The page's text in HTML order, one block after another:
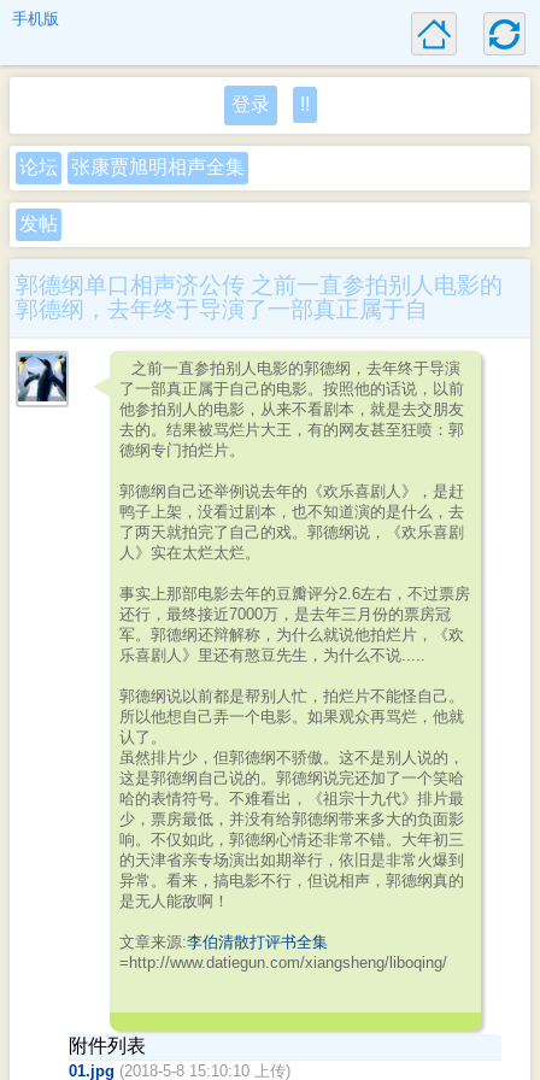
手机版
登录 !!
论坛 张康贾旭明相声全集
发帖
郭德纲单口相声济公传 之前一直参拍别人电影的
郭德纲，去年终于导演了一部真正属于自
之前一直参拍别人电影的郭德纲，去年终于导演
了一部真正属于自己的电影。按照他的话说，以前
他参拍别人的电影，从来不看剧本，就是去交朋友
去的。结果被骂烂片大王，有的网友甚至狂喷：郭
德纲专门拍烂片。
郭德纲自己还举例说去年的《欢乐喜剧人》，是赶
鸭子上架，没看过剧本，也不知道演的是什么，去
了两天就拍完了自己的戏。郭德纲说，《欢乐喜剧
人》实在太烂太烂。
事实上那部电影去年的豆瓣评分2.6左右，不过票房
还行，最终接近7000万，是去年三月份的票房冠
军。郭德纲还辩解称，为什么就说他拍烂片，《欢
乐喜剧人》里还有憨豆先生，为什么不说.....
郭德纲说以前都是帮别人忙，拍烂片不能怪自己。
所以他想自己弄一个电影。如果观众再骂烂，他就
认了。
虽然排片少，但郭德纲不骄傲。这不是别人说的，
这是郭德纲自己说的。郭德纲说完还加了一个笑哈
哈的表情符号。不难看出，《祖宗十九代》排片最
少，票房最低，并没有给郭德纲带来多大的负面影
响。不仅如此，郭德纲心情还非常不错。大年初三
的天津省亲专场演出如期举行，依旧是非常火爆到
异常。看来，搞电影不行，但说相声，郭德纲真的
是无人能敌啊！
文章来源:李伯清散打评书全集
=http://www.datiegun.com/xiangsheng/liboqing/
附件列表
01.jpg (2018-5-8 15:10:10 上传)